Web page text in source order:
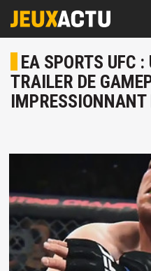
EA SPORTS UFC :
TRAILER DE
IMPRESSIONNANT